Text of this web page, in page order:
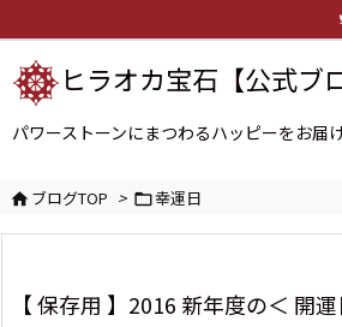
ヒラオカ宝石【公式ブ
パワーストーンにまつわるハッピーをお届
ブログTOP > 幸運日
【 保存用 】2016 新年度の＜ 開